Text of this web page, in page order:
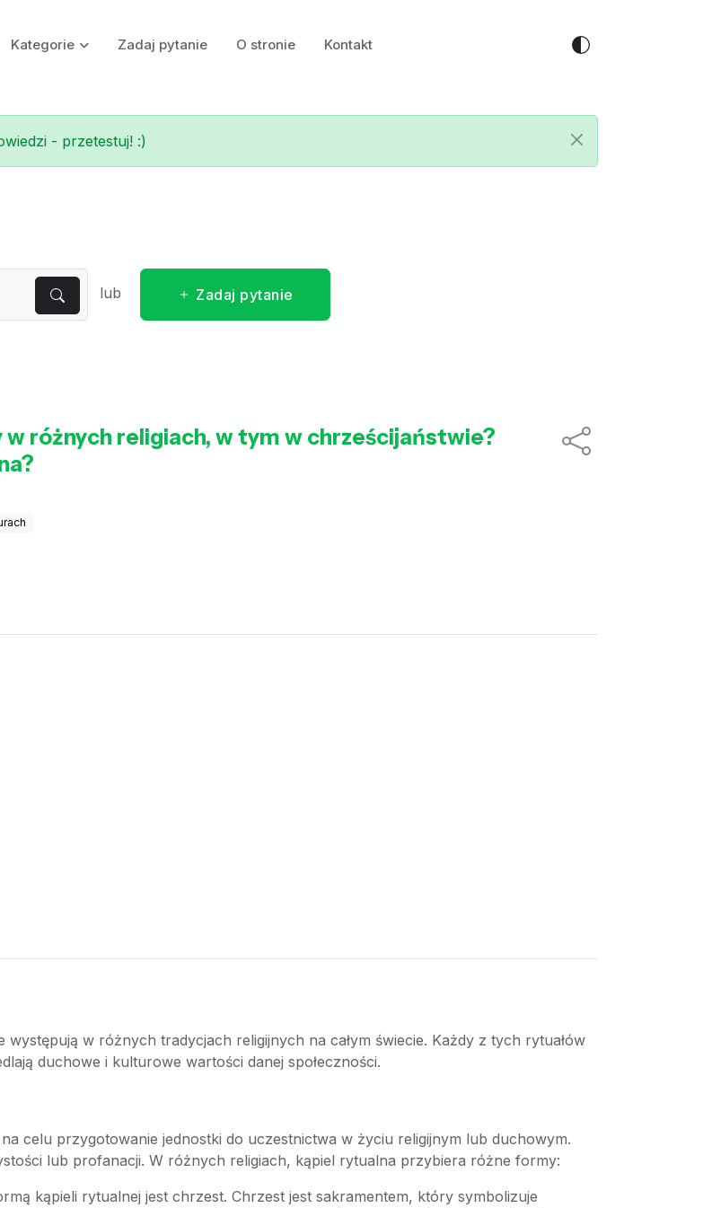
Kategorie Zadaj pytanie O stronie Kontakt
- przetestuj! :)
lub Zadaj pytanie
różnych religiach, w tym w chrześcijaństwie?
w różnych tradycjach religijnych na całym świecie. Każdy z tych rytuałów
duchowe i kulturowe wartości danej społeczności.
celu przygotowanie jednostki do uczestnictwa w życiu religijnym lub duchowym.
lub profanacji. W różnych religiach, kąpiel rytualna przybiera różne formy:
kąpieli rytualnej jest chrzest. Chrzest jest sakramentem, który symbolizuje